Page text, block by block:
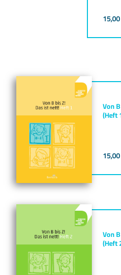
15,00
Von
(Heft
15,00
Von
(Heft